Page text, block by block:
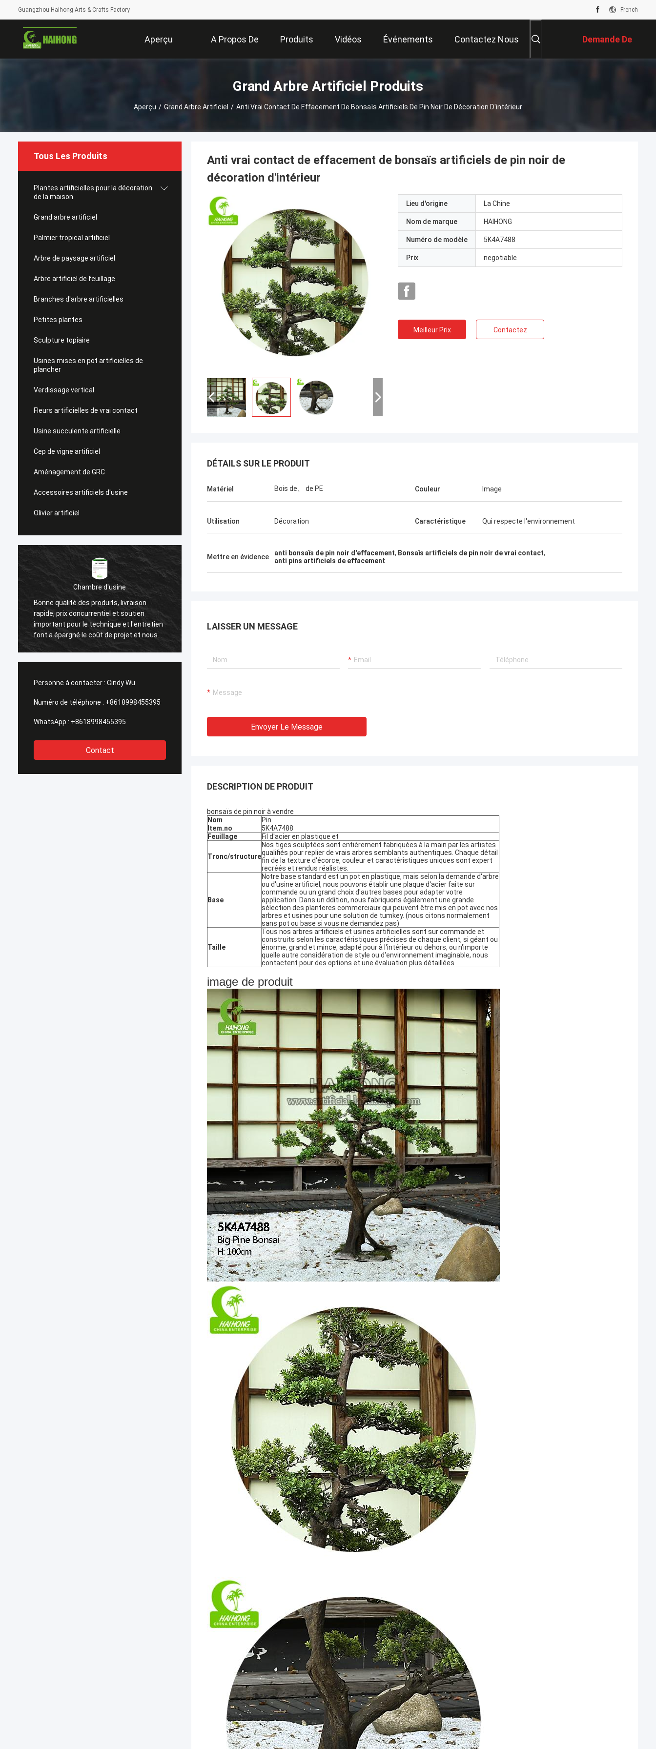
Guangzhou Haihong Arts & Crafts Factory French
Aperçu A Propos De
Nous
Produits Vidéos Événements Contactez Nous Demande De
Soumission
Grand Arbre Artificiel Produits
Aperçu / Grand Arbre Artificiel / Anti Vrai Contact De Effacement De Bonsaïs Artificiels De Pin Noir De Décoration D'intérieur
Tous Les Produits
Plantes artificielles pour la décoration
de la maison
Grand arbre artificiel
Palmier tropical artificiel
Arbre de paysage artificiel
Arbre artificiel de feuillage
Branches d'arbre artificielles
Petites plantes
Sculpture topiaire
Usines mises en pot artificielles de
plancher
Verdissage vertical
Fleurs artificielles de vrai contact
Usine succulente artificielle
Cep de vigne artificiel
Aménagement de GRC
Accessoires artificiels d'usine
Olivier artificiel
Chambre d'usine
Bonne qualité des produits, livraison
rapide, prix concurrentiel et soutien
important pour le technique et l'entretien
font a épargné le coût de projet et nous
aide à gagner un bon nombre de
gratitude à HAIHONG, merci pour tout le
grand appui et coopération pendant les
haute qualité de leurs produits, grande
appui rapide à tous nos besoins. Ils ont
assuré un 一 de service professionnel
impératifs techniques d'obtenir des
permis et aux services de maintenance à
Personne à contacter : Cindy Wu
Numéro de téléphone : +8618998455395
WhatsApp : +8618998455395
Contact
Anti vrai contact de effacement de bonsaïs artificiels de pin noir de
décoration d'intérieur
Lieu d'origine La Chine
Nom de marque HAIHONG
Numéro de modèle 5K4A7488
Prix negotiable
Meilleur Prix Contactez
DÉTAILS SUR LE PRODUIT
Matériel Bois de、 de PE Couleur Image
Utilisation Décoration Caractéristique Qui respecte l'environnement
Mettre en évidence anti bonsaïs de pin noir d'effacement, Bonsaïs artificiels de pin noir de vrai contact,
anti pins artificiels de effacement
LAISSER UN MESSAGE
Envoyer Le Message
DESCRIPTION DE PRODUIT
bonsaïs de pin noir à vendre
Nom
Pin
Item.no
5K4A7488
Feuillage
Fil d'acier en plastique et
Tronc/structure
Nos tiges sculptées sont entièrement fabriquées à la main par les artistes
qualifiés pour replier de vrais arbres semblants authentiques. Chaque détail
fin de la texture d'écorce, couleur et caractéristiques uniques sont expert
recréés et rendus réalistes.
Base
Notre base standard est un pot en plastique, mais selon la demande d'arbre
ou d'usine artificiel, nous pouvons établir une plaque d'acier faite sur
commande ou un grand choix d'autres bases pour adapter votre
application. Dans un ddition, nous fabriquons également une grande
sélection des planteres commerciaux qui peuvent être mis en pot avec nos
arbres et usines pour une solution de tumkey. (nous citons normalement
sans pot ou base si vous ne demandez pas)
Taille
Tous nos arbres artificiels et usines artificielles sont sur commande et
construits selon les caractéristiques précises de chaque client, si géant ou
énorme, grand et mince, adapté pour à l'intérieur ou dehors, ou n'importe
quelle autre considération de style ou d'environnement imaginable, nous
contactent pour des options et une évaluation plus détaillées
image de produit